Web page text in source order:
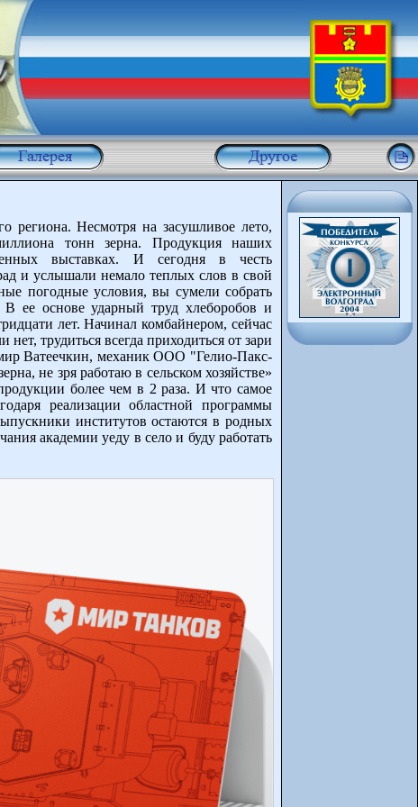
региона. Несмотря на засушливое лето,
тонн зерна. Продукция наших
выставках. И сегодня в честь
и услышали немало теплых слов в свой
погодные условия, вы сумели собрать
ее основе ударный труд хлеборобов и
лет. Начинал комбайнером, сейчас
трудиться всегда приходиться от зари
Ватеечкин, механик ООО "Гелио-Пакс-
не зря работаю в сельском хозяйстве»
более чем в 2 раза. И что самое
реализации областной программы
институтов остаются в родных
академии уеду в село и буду работать